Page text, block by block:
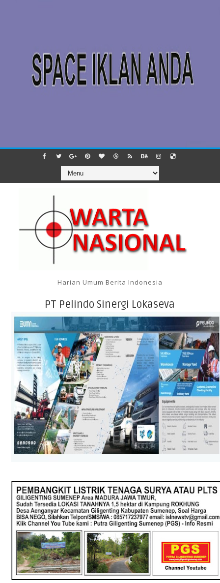
Harian Umum Berita Indonesia
PT Pelindo Sinergi Lokaseva